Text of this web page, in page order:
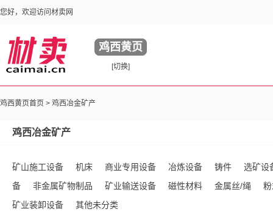
您好，欢迎访问材卖网
鸡西黄页
[切换]
鸡西黄页首页 > 鸡西冶金矿产
鸡西冶金矿产
矿山施工设备 机床 商业专用设备 冶炼设备 铸件
选矿设
备
非金属矿物制品 矿业输送设备 磁性材料 金属丝/绳
矿业装卸设备
其他未分类